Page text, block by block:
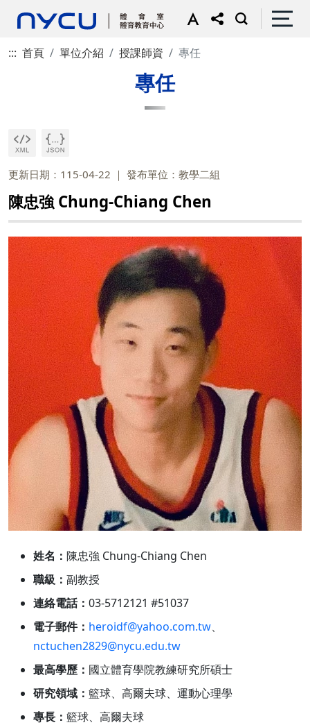
::: 首頁 單位介紹 授課師資 專任
專任
更新日期：115-04-22 發布單位：教學二組
陳忠強 Chung-Chiang Chen
姓名： 陳忠強 Chung-Chiang Chen
職級： 副教授
連絡電話： 03-5712121 #51037
電子郵件： heroidf@yahoo.com.tw、
nctuchen2829@nycu.edu.tw
最高學歷： 國立體育學院教練研究所碩士
研究領域： 籃球、高爾夫球、運動心理學
專長： 籃球、高爾夫球